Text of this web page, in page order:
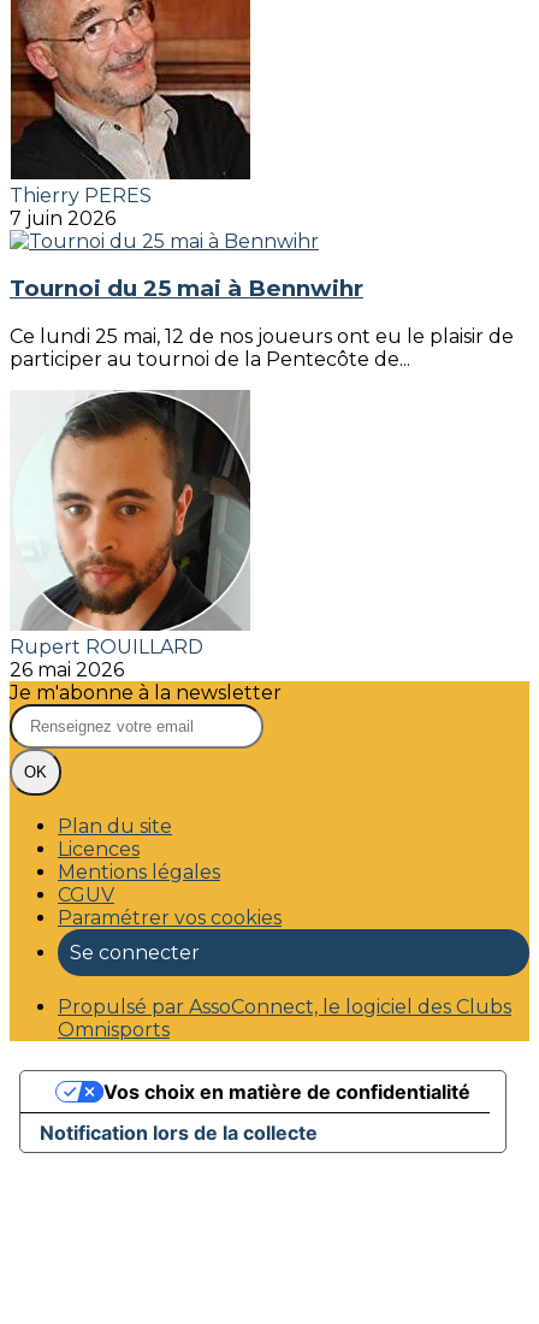
Thierry PERES
7 juin 2026
Tournoi du 25 mai à Bennwihr
Ce lundi 25 mai, 12 de nos joueurs ont eu le plaisir de
participer au tournoi de la Pentecôte de...
Rupert ROUILLARD
26 mai 2026
Je m'abonne à la newsletter
OK
Plan du site
Licences
Mentions légales
CGUV
Paramétrer vos cookies
Se connecter
Propulsé par AssoConnect, le logiciel des Clubs
Omnisports
Notification lors de la collecte
Vos choix en matière de confidentialité